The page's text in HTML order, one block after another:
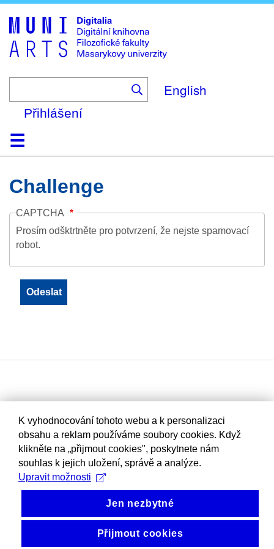
to
main
content
English
Přihlášení
DomůKolekce
Prohlížení
Vyhledávání
O platformě
Nápověda
KontaktDigitalia
Challenge
CAPTCHA
Prosím odšktrtněte pro potvrzení, že nejste spamovací
robot.
K vyhodnocování tohoto webu a k personalizaci
obsahu a reklam používáme soubory cookies. Když
klikněte na „přijmout cookies", poskytnete nám
souhlas k jejich uložení, správě a analýze.
Upravit možnosti
Jen nezbytné
Přijmout cookies